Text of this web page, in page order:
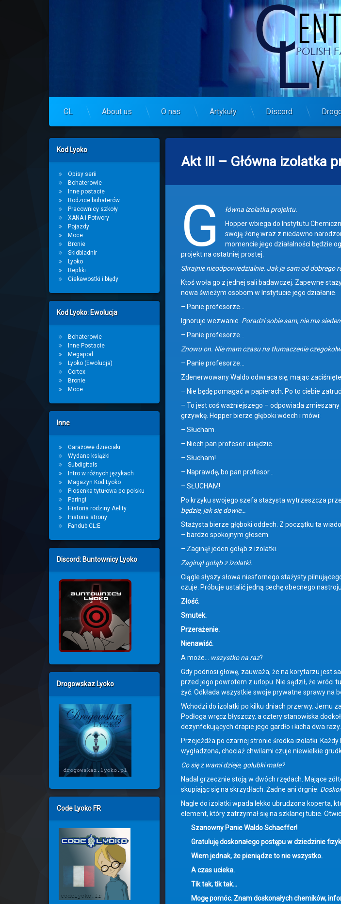
CL About us O nas Artykuły Discord
Akt III – Główna izolatka
G
łówna izolatka projektu.
Hopper wbiega do Instytutu
swoją żonę wraz z niedawno
momencie jego działalności będzie
projekt na ostatniej prostej.
Skrajnie nieodpowiedzialnie. Jak ja sam od dobrego
Ktoś woła go z jednej sali badawczej. Zapewne
nowa świeżym osobom w Instytucie jego działanie.
– Panie profesorze…
Ignoruje wezwanie. Poradzi sobie sam, nie ma
– Panie profesorze…
Znowu on. Nie mam czasu na tłumaczenie
– Panie profesorze…
Zdenerwowany Waldo odwraca się, mając zaciśnięte
– Nie będę pomagać w papierach. Po to ciebie
– To jest coś ważniejszego – odpowiada
grzywkę. Hopper bierze głęboki wdech i mówi:
– Słucham.
– Niech pan profesor usiądzie.
– Słucham!
– Naprawdę, bo pan profesor…
– SŁUCHAM!
Po krzyku swojego szefa stażysta wytrzeszcza
będzie, jak się dowie…
Stażysta bierze głęboki oddech. Z początku ta
– bardzo spokojnym głosem.
– Zaginął jeden gołąb z izolatki.
Zaginął gołąb z izolatki.
Ciągle słyszy słowa niesfornego stażysty
czuje. Próbuje ustalić jedną cechę obecnego nastroju.
Złość.
Smutek.
Przerażenie.
Nienawiść.
A może…
wszystko na raz?
Gdy podnosi głowę, zauważa, że na korytarzu jest
przed jego powrotem z urlopu. Nie sądził, że wróci
żyć. Odkłada wszystkie swoje prywatne sprawy na
Wchodzi do izolatki po kilku dniach przerwy. Jemu
Podłoga wręcz błyszczy, a cztery stanowiska
dezynfekujących drapie jego gardło i kicha dwa
Przejeżdża po czarnej stronie środka izolatki.
wygładzona, chociaż chwilami czuje niewielkie
Co się z wami dzieje, golubki małe?
Nadal grzecznie stoją w dwóch rzędach. Mające
skupiając się na skrzydłach. Żadne ani drgnie.
Nagle do izolatki wpada lekko ubrudzona koperta,
element, który zatrzymał się na szklanej tubie.
Szanowny Panie Waldo Schaeffer!
Gratuluję doskonałego postępu w dziedzinie
Wiem jednak, że pieniądze to nie wszystko.
A czas ucieka.
Tik tak, tik tak…
Mogę pomóc. Znam doskonałych chemików,
Left Sidebar
Kod Lyoko
Opisy serii
Bohaterowie
Inne postacie
Rodzice bohaterów
Pracownicy szkoły
XANA i Potwory
Pojazdy
Moce
Bronie
Skidbladnir
Lyoko
Repliki
Ciekawostki i błędy
Kod Lyoko: Ewolucja
Bohaterowie
Inne Postacie
Megapod
Lyoko (Ewolucja)
Cortex
Bronie
Moce
Inne
Garażowe dzieciaki
Wydane książki
Subdigitals
Intro w różnych językach
Magazyn Kod Lyoko
Piosenka tytułowa po polsku
Paringi
Historia rodziny Aelity
Historia strony
Fandub CL:E
Discord: Buntownicy Lyoko
Drogowskaz Lyoko
Code Lyoko FR